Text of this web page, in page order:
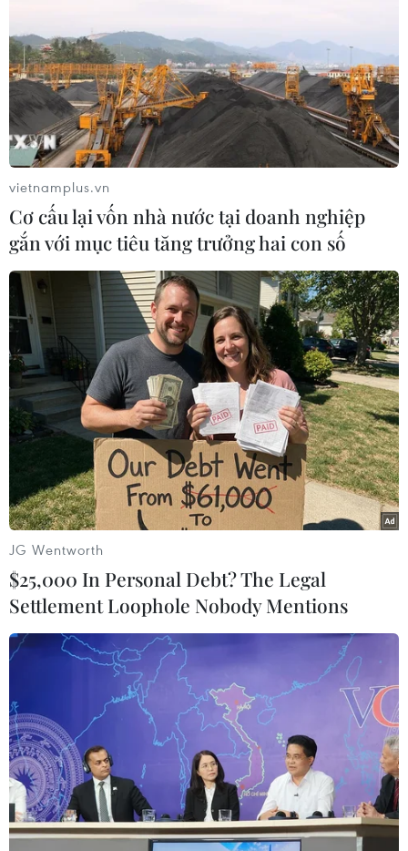
Nữ nghệ sỹ Italy vén “bức màn” về Việt
Nam qua tranh giấy dó
11/09/2014 02:59
Triển lãm “Khoảnh khắc-Những hình ảnh đời thường ở
Việt Nam” là những hình ảnh về Việt Nam đương đại
trong dòng chảy cuộc sống qua góc nhìn rất riêng của
nghệ sỹ Italy Barbara Pellizzari.
Lực lượng chức năng sẽ di dời các linh vật
lạ không đúng quy định
11/09/2014 02:32
Lãnh đạo Thành phố Hà Nội yêu cầu các sở ngành, địa
phương báo cáo kết quả việc di dời linh vật không
vietnamplus.vn
Cơ cấu lại vốn nhà nước tại doanh nghiệp
gắn với mục tiêu tăng trưởng hai con số
JG Wentworth
$25,000 In Personal Debt? The Legal
Settlement Loophole Nobody Mentions